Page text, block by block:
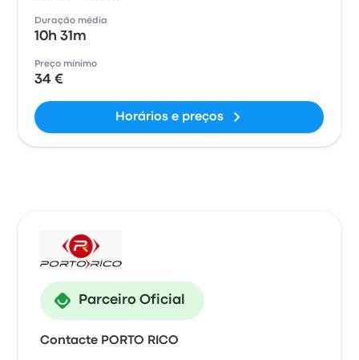
Duração média
10h 31m
Preço mínimo
34 €
Horários e preços
Parceiro Oficial
Contacte PORTO RICO